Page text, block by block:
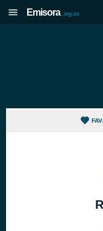
Emisora .org.es